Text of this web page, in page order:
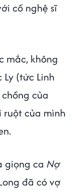
cố nghệ sĩ
mắc, không
(tức Linh
của
ruột của mình
giọng ca Nợ
đã có vợ